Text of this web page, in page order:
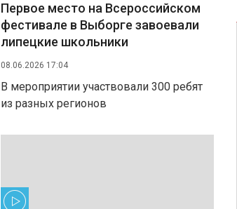
Первое место на Всероссийском
фестивале в Выборге завоевали
липецкие школьники
08.06.2026 17:04
В мероприятии участвовали 300 ребят
из разных регионов